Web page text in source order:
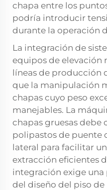
chapa entre los
podría introducir
durante la operación
La integración de
equipos de elevación
líneas de producción
que la manipulación
chapas cuyo peso
manejables. La
chapas gruesas debe
polipastos de puente
lateral para facilitar
extracción eficientes
integración exige
del diseño del piso